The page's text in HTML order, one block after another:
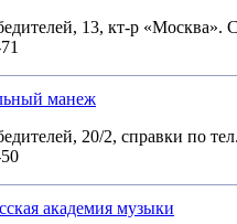
13, кт-р «Москва».
манеж
20/2, справки по
академия музыки